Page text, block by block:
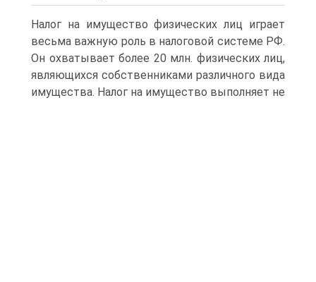
Налог на имущество физических лиц играет
весьма важную роль в налоговой системе РФ.
Он охватывает более 20 млн. физических лиц,
являющихся собственниками различного вида
имущества. Налог на имущество выполняет не